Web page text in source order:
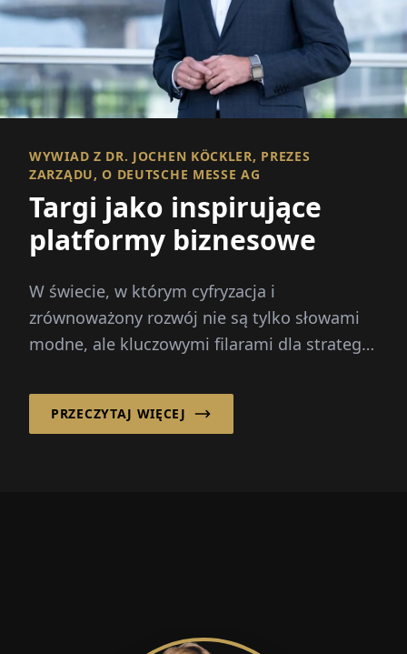
WYWIAD Z DR. JOCHEN KÖCKLER, PREZES
ZARZĄDU, O DEUTSCHE MESSE AG
Targi jako inspirujące
platformy biznesowe
W świecie, w którym cyfryzacja i
zrównoważony rozwój nie są tylko słowami
modne, ale kluczowymi filarami dla strategii
PRZECZYTAJ WIĘCEJ